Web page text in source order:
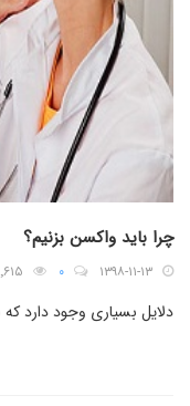
چرا باید واکسن بزنیم؟
۱۳۹۸-۱۱-۱۳ ۰
دلایل بسیاری وجود دارد